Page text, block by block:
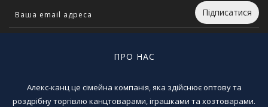
Підписатися
ПРО НАС
Алекс-канц це сімейна компанія, яка здійснює оптову та
роздрібну торгівлю канцтоварами, іграшками та хозтоварами.